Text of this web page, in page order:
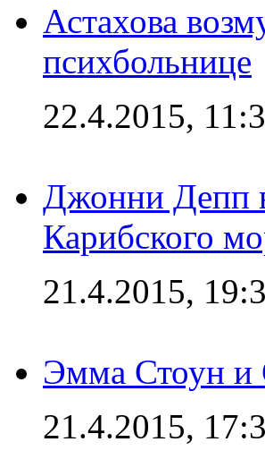
Астахова
психбольнице
22.4.2015,
Джонни Депп
Карибского
21.4.2015,
Эмма Стоун и
21.4.2015,